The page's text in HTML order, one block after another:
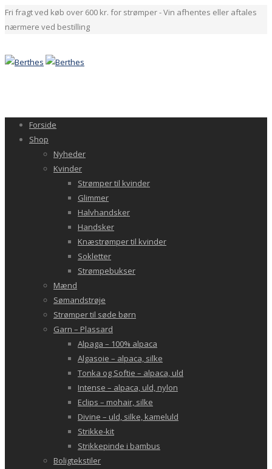
Fri fragt ved køb over 600 kr. for strømper - Vin afhentes eller aftales
nærmere ved bestilling
Forside
Shop
Nyheder
Kvinder
Strømper til kvinder
Glimmer
Halvhandsker
Handsker
Knæstrømper til kvinder
Sokletter
Strømpebukser
Mænd
Sømandstrøje
Strømper til søde børn
Garn – Plassard
Alpaga – 100% alpaca
Algasoie – alpaca, silke
Tonka og Softie – alpaca, uld
Intense – alpaca, uld, nylon
Eclips – mohair, silke
Divine – uld, silke, kameluld
Strikke-kit
Strikkepinde i bambus
Boligtekstiler